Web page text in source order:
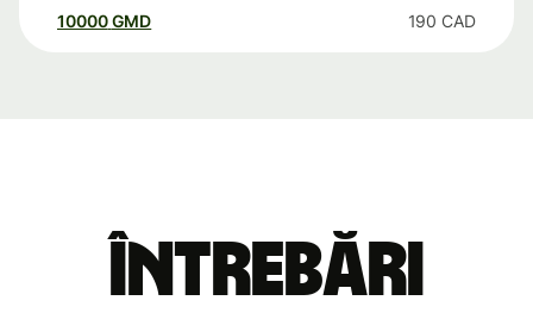
10000 GMD 190 CAD
Întrebări